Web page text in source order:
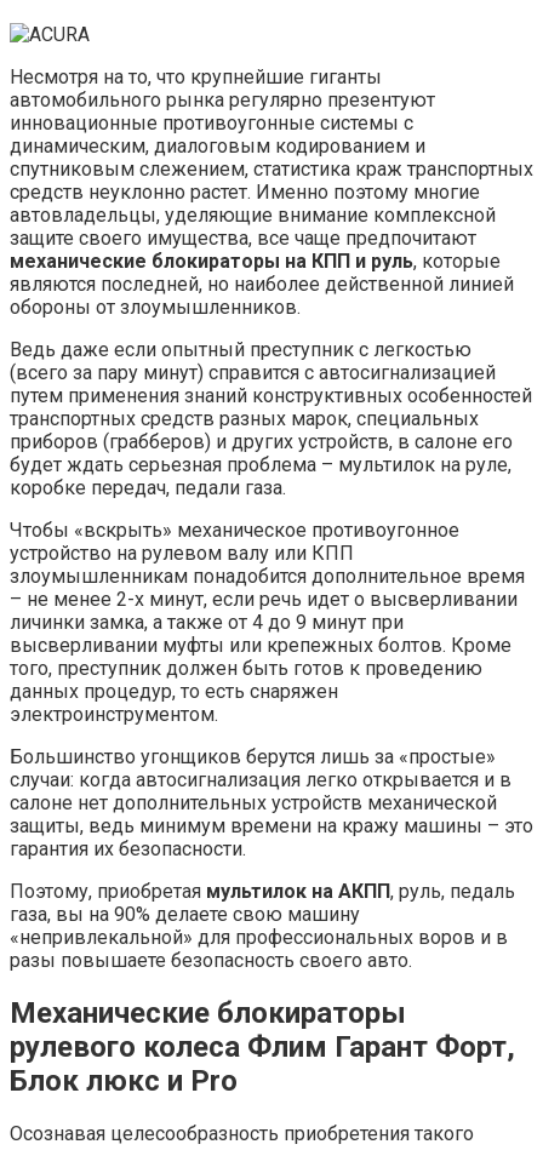
Несмотря на то, что крупнейшие гиганты
автомобильного рынка регулярно презентуют
инновационные противоугонные системы с
динамическим, диалоговым кодированием и
спутниковым слежением, статистика краж транспортных
средств неуклонно растет. Именно поэтому многие
автовладельцы, уделяющие внимание комплексной
защите своего имущества, все чаще предпочитают
механические блокираторы на КПП и руль, которые
являются последней, но наиболее действенной линией
обороны от злоумышленников.
Ведь даже если опытный преступник с легкостью
(всего за пару минут) справится с автосигнализацией
путем применения знаний конструктивных особенностей
транспортных средств разных марок, специальных
приборов (грабберов) и других устройств, в салоне его
будет ждать серьезная проблема – мультилок на руле,
коробке передач, педали газа.
Чтобы «вскрыть» механическое противоугонное
устройство на рулевом валу или КПП
злоумышленникам понадобится дополнительное время
– не менее 2-х минут, если речь идет о высверливании
личинки замка, а также от 4 до 9 минут при
высверливании муфты или крепежных болтов. Кроме
того, преступник должен быть готов к проведению
данных процедур, то есть снаряжен
электроинструментом.
Большинство угонщиков берутся лишь за «простые»
случаи: когда автосигнализация легко открывается и в
салоне нет дополнительных устройств механической
защиты, ведь минимум времени на кражу машины – это
гарантия их безопасности.
Поэтому, приобретая мультилок на АКПП, руль, педаль
газа, вы на 90% делаете свою машину
«непривлекальной» для профессиональных воров и в
разы повышаете безопасность своего авто.
Механические блокираторы
рулевого колеса Флим Гарант Форт,
Блок люкс и Pro
Осознавая целесообразность приобретения такого